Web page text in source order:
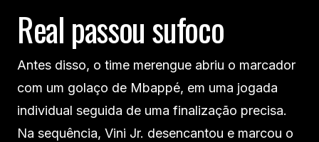
Real passou sufoco
Antes disso, o time merengue abriu o marcador
com um golaço de Mbappé, em uma jogada
individual seguida de uma finalização precisa.
Na sequência, Vini Jr. desencantou e marcou o